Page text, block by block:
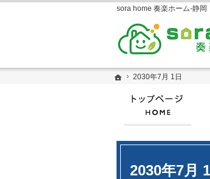
ホーム
2030年7月 1日
2030年7月
ホーム
2030年7月 1日